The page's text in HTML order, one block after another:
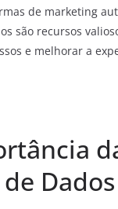
de marketing
são recursos
e melhorar a